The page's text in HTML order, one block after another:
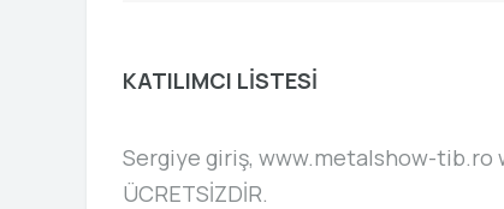
KATILIMCI LİSTESİ
Sergiye giriş, www.metalshow-tib.ro
ÜCRETSİZDİR.